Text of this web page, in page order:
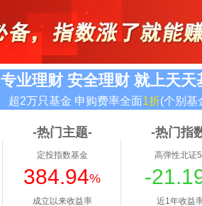
专业理财 安全理财 就上天天
超2万只基金 申购费率全面1折(个别基
-热门主题-
定投指数基金
384.94%
成立以来收益率
-热门指
高弹性北证
-
近1年收益